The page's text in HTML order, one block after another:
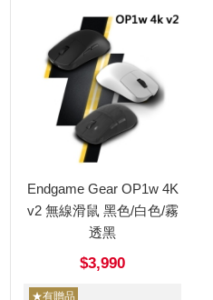
Endgame Gear OP1w 4K
v2 無線滑鼠 黑色/白色/霧
透黑
$3,990
★有贈品